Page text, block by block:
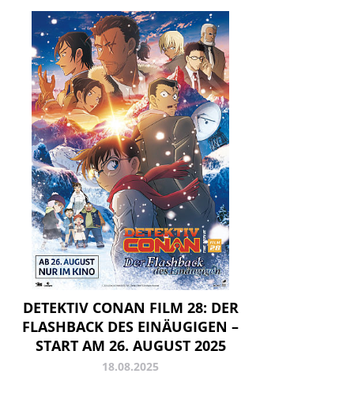
DETEKTIV CONAN FILM 28: DER
FLASHBACK DES EINÄUGIGEN –
START AM 26. AUGUST 2025
18.08.2025